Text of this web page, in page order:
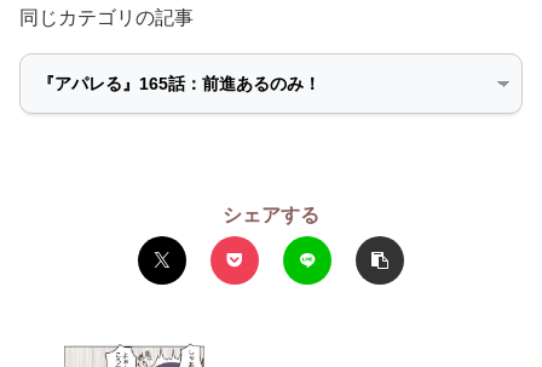
同じカテゴリの記事
シェアする